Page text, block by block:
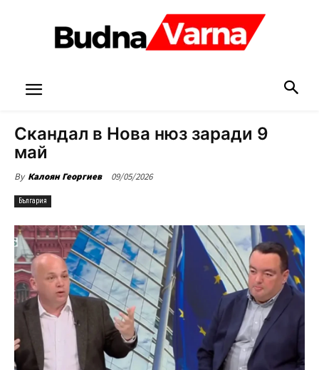
Скандал в Нова нюз заради 9
май
By Калоян Георгиев 09/05/2026
България